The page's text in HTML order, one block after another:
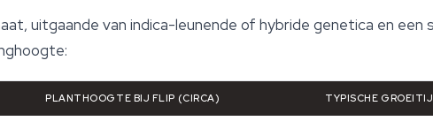
uitgaande van indica-leunende of hybride genetica en een
PLANTHOOGTE BIJ FLIP (CIRCA) TYPISCHE